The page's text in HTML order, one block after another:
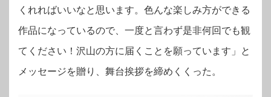
くれればいいなと思います。色んな楽しみ方ができる
作品になっているので、一度と言わず是非何回でも観
てください！沢山の方に届くことを願っています」と
メッセージを贈り、舞台挨拶を締めくくった。